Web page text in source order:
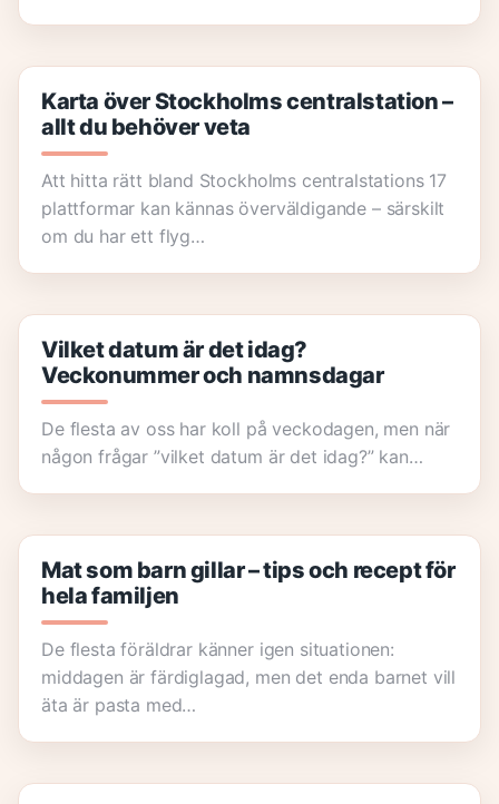
Karta över Stockholms centralstation –
allt du behöver veta
Att hitta rätt bland Stockholms centralstations 17
plattformar kan kännas överväldigande – särskilt
om du har ett flyg…
Vilket datum är det idag?
Veckonummer och namnsdagar
De flesta av oss har koll på veckodagen, men när
någon frågar ”vilket datum är det idag?” kan…
Mat som barn gillar – tips och recept för
hela familjen
De flesta föräldrar känner igen situationen:
middagen är färdiglagad, men det enda barnet vill
äta är pasta med…